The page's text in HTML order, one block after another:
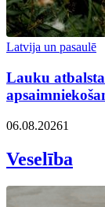
Latvija un pasaulē
Lauku
06.08.20261
Veselība